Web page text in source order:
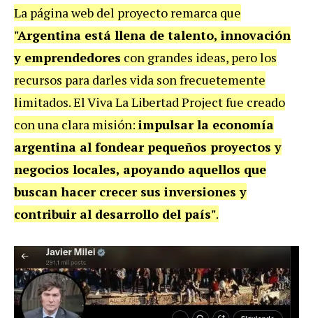
La página web del proyecto remarca que
"Argentina está llena de talento, innovación
y emprendedores con grandes ideas, pero los
recursos para darles vida son frecuetemente
limitados. El Viva La Libertad Project fue creado
con una clara misión: impulsar la economía
argentina al fondear pequeños proyectos y
negocios locales, apoyando aquellos que
buscan hacer crecer sus inversiones y
contribuir al desarrollo del país".